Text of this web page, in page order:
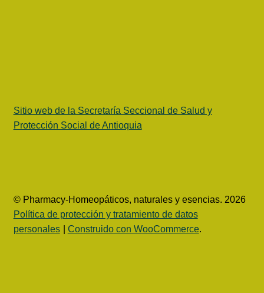
Sitio web de la Secretaría Seccional de Salud y
Protección Social de Antioquia
© Pharmacy-Homeopáticos, naturales y esencias. 2026
Política de protección y tratamiento de datos
personales
Construido con WooCommerce.